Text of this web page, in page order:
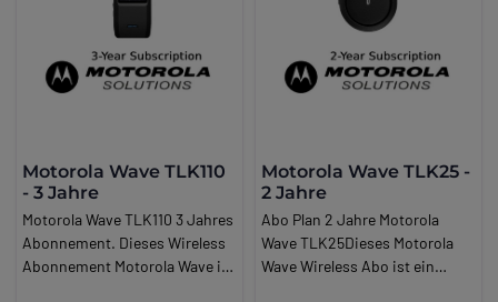
Motorola Wave TLK110
- 3 Jahre
Motorola Wave TLK110 3 Jahres
Abonnement. Dieses Wireless
Abonnement Motorola Wave ist
Motorola Wave TLK25 -
2 Jahre
Abo Plan 2 Jahre Motorola
Wave TLK25Dieses Motorola
Wave Wireless Abo ist ein